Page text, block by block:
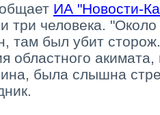
ИА "Новости-
три человека.
там был убит
областного
была слышна